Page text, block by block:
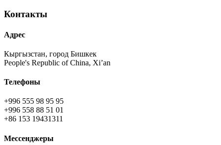
Контакты
Адрес
Кыргызстан, город Бишкек
People's Republic of China, Xi’an
Телефоны
+996 555 98 95 95
+996 558 88 51 01
+86 153 19431311
Мессенджеры